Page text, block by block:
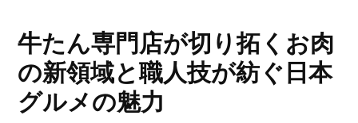
牛たん専門店が切り拓くお肉
の新領域と職人技が紡ぐ日本
グルメの魅力